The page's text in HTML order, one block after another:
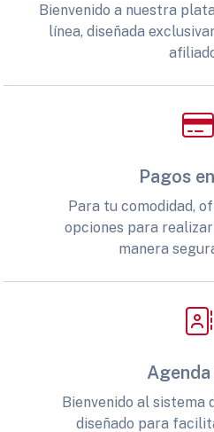
Bienvenido a nuestra
línea, diseñada
Pagos
Para tu comodidad,
opciones para
manera
Bienvenido al sistema
diseñado para